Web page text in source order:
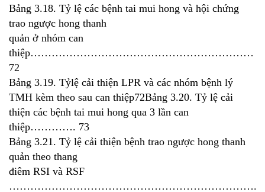
Bảng 3.18. Tỷ lệ các bệnh tai mui hong và hội chứng
trao ngược hong thanh
quản ở nhóm can
thiệp………………………………………………………
72
Bảng 3.19. Tỷlệ cải thiện LPR và các nhóm bệnh lý
TMH kèm theo sau can thiệp72Bảng 3.20. Tỷ lệ cải
thiện các bệnh tai mui hong qua 3 lần can
thiệp…………. 73
Bảng 3.21. Tỷ lệ cải thiện bệnh trao ngược hong thanh
quản theo thang
điêm RSI và RSF
……………………………………………………………..